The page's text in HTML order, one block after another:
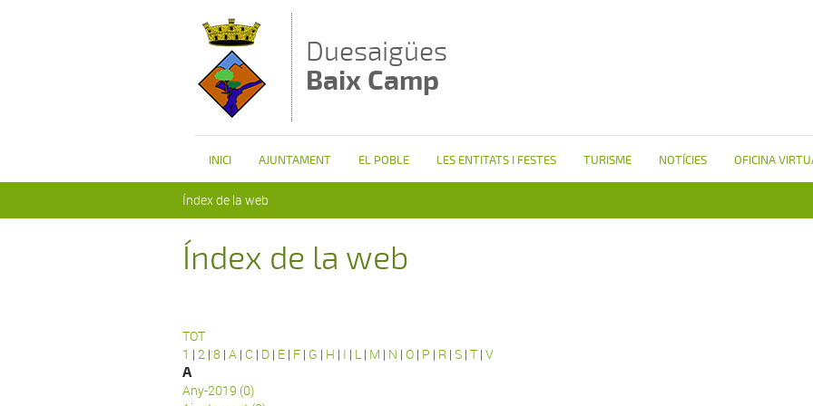
Duesaigües
Baix Camp
INICI AJUNTAMENT EL POBLE LES ENTITATS I FESTES TURISME NOTÍCIES OFICINA
Índex de la web
Índex de la web
TOT
1 | 2 | 8 | A | C | D | E | F | G | H | I | L | M | N | O | P | R | S | T | V
A
Any-2019 (0)